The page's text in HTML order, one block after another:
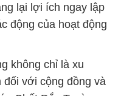
lại lợi ích ngay lập
động của hoạt động
không chỉ là xu
với cộng đồng và